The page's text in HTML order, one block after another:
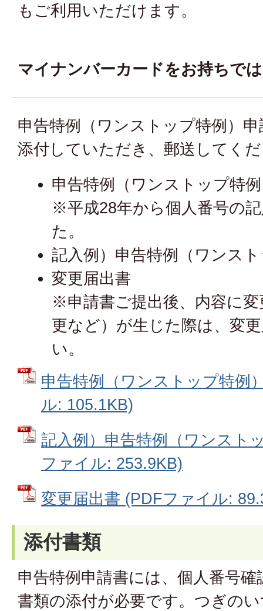
もご利用いただけます。
マイナンバーカードをお持ちで
申告特例（ワンストップ特例）
添付していただき、郵送してく
申告特例（ワンストップ特
※平成28年から個人番号の
た。
記入例）申告特例（ワンス
変更届出書
※申請書ご提出後、内容に
更など）が生じた際は、変
い。
申告特例（ワンストップ特例
ル: 105.1KB)
記入例）申告特例（ワンスト
ファイル: 253.9KB)
変更届出書 (PDFファイル:
添付書類
申告特例申請書には、個人番号
書類の添付が必要です。つぎの